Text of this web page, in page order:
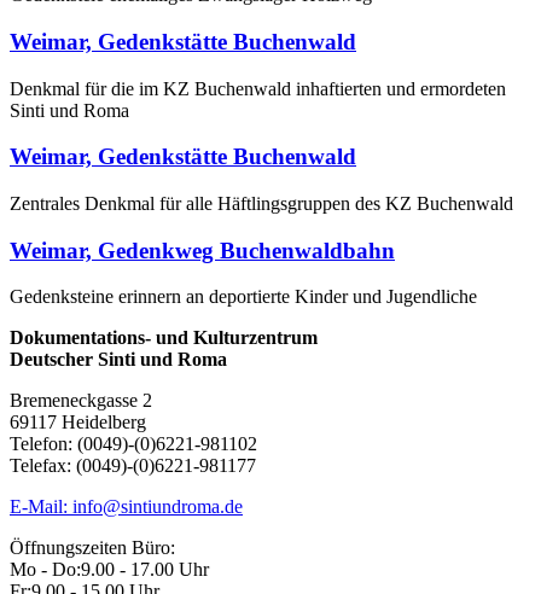
Weimar, Gedenkstätte Buchenwald
Denkmal für die im KZ Buchenwald inhaftierten und ermordeten
Sinti und Roma
Weimar, Gedenkstätte Buchenwald
Zentrales Denkmal für alle Häftlingsgruppen des KZ Buchenwald
Weimar, Gedenkweg Buchenwaldbahn
Gedenksteine erinnern an deportierte Kinder und Jugendliche
Dokumentations- und Kulturzentrum
Deutscher Sinti und Roma
Bremeneckgasse 2
69117 Heidelberg
Telefon: (0049)-(0)6221-981102
Telefax: (0049)-(0)6221-981177
E-Mail: info@sintiundroma.de
Öffnungszeiten Büro:
Mo - Do:9.00 - 17.00 Uhr